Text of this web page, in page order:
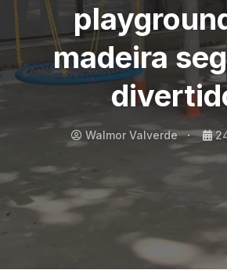
madeira
Walmor Valverde